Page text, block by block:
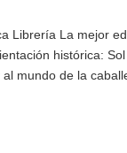
Librería La mejor
histórica:
mundo de la